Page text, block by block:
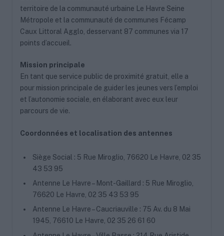
territoire de la communauté urbaine Le Havre Seine
Métropole et la communauté de communes Fécamp
Caux Littoral Agglo, desservant 87 communes via 17
points d’accueil.
Mission principale
En tant que service public de proximité gratuit, elle a
pour mission principale de guider les jeunes vers l’emploi
et l’autonomie sociale, en élaborant avec eux leur
parcours de vie.
Coordonnées et localisation des antennes
Siège Social : 5 Rue Miroglio, 76620 Le Havre, 02 35
43 53 95
Antenne Le Havre – Mont-Gaillard : 5 Rue Miroglio,
76620 Le Havre, 02 35 43 53 95
Antenne Le Havre – Caucriauville : 75 Av. du 8 Mai
1945, 76610 Le Havre, 02 35 26 61 60